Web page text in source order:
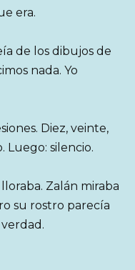
era.
de los dibujos de
nada. Yo
Diez, veinte,
Luego: silencio.
Zalán miraba
su rostro parecía